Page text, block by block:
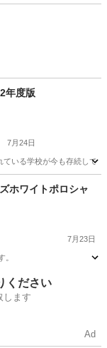
年度版
7月24日
いる学校が今も存続して
ホワイトポロシャ
7月23日
。
新古品
ください
します
Ad